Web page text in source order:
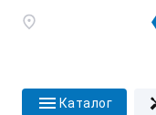
каталог